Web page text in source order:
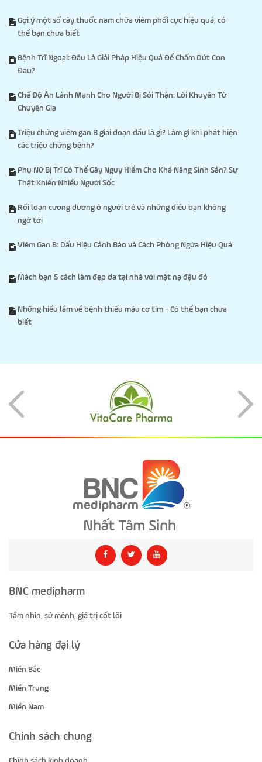
Gợi ý một số cây thuốc nam chữa viêm phổi cực hiệu quả, có
thể bạn chưa biết
Bệnh Trĩ Ngoại: Đâu Là Giải Pháp Hiệu Quả Để Chấm Dứt Cơn
Đau?
Chế Độ Ăn Lành Mạnh Cho Người Bị Sỏi Thận: Lời Khuyên Từ
Chuyên Gia
Triệu chứng viêm gan B giai đoạn đầu là gì? Làm gì khi phát hiện
các triệu chứng bệnh?
Phụ Nữ Bị Trĩ Có Thể Gây Nguy Hiểm Cho Khả Năng Sinh Sản? Sự
Thật Khiến Nhiều Người Sốc
Rối loạn cương dương ở người trẻ và những điều bạn không
ngờ tới
Viêm Gan B: Dấu Hiệu Cảnh Báo và Cách Phòng Ngừa Hiệu Quả
Mách bạn 5 cách làm đẹp da tại nhà với mặt nạ đậu đỏ
Những hiểu lầm về bệnh thiếu máu cơ tim - Có thể bạn chưa
biết
BNC medipharm
Tầm nhìn, sứ mệnh, giá trị cốt lõi
Cửa hàng đại lý
Miền Bắc
Miền Trung
Miền Nam
Chính sách chung